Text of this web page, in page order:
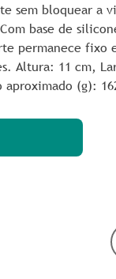
sem bloquear a
base de
permanece fixo
Altura: 11 cm,
aproximado (g):